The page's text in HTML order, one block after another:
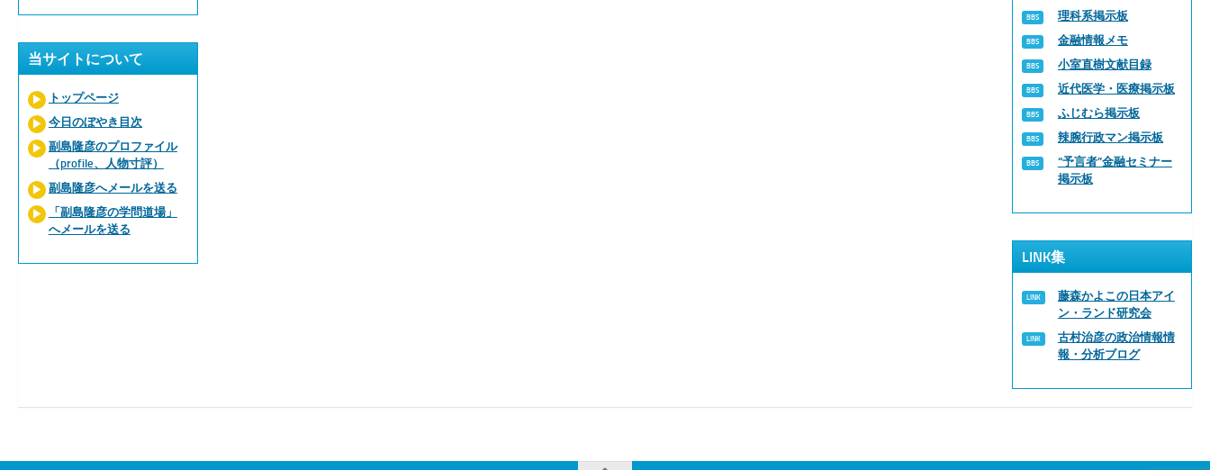
当サイトについて
トップページ
今日のぼやき目次
副島隆彦のプロファイル
（profile、人物寸評）
副島隆彦へメールを送る
「副島隆彦の学問道場」
へメールを送る
理科系掲示板
金融情報メモ
小室直樹文献目録
近代医学・医療掲示板
ふじむら掲示板
辣腕行政マン掲示板
“予言者”金融セミナー
掲示板
LINK集
藤森かよこの日本アイ
ン・ランド研究会
古村治彦の政治情報情
報・分析ブログ